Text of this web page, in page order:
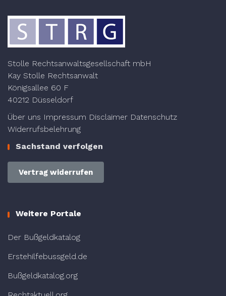
Stolle Rechtsanwaltsgesellschaft mbH
Kay Stolle Rechtsanwalt
Königsallee 60 F
40212 Düsseldorf
Über uns Impressum Disclaimer Datenschutz
Widerrufsbelehrung
Sachstand verfolgen
Vertrag widerrufen
Weitere Portale
Der Bußgeldkatalog
Erstehilfebussgeld.de
Bußgeldkatalog.org